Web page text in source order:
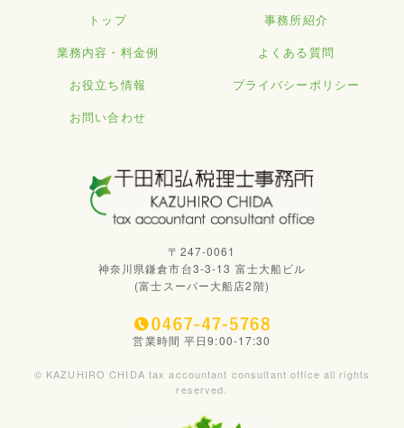
トップ
事務所紹介
業務内容・料金例
よくある質問
お役立ち情報
プライバシーポリシー
お問い合わせ
〒247-0061
神奈川県鎌倉市台3-3-13 富士大船ビル
(富士スーパー大船店2階)
営業時間 平日9:00-17:30
© KAZUHIRO CHIDA tax accountant consultant office all rights
reserved.